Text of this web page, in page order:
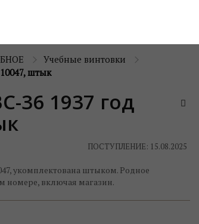
Учебные винтовки
штык
36 1937 год
ПОСТУПЛЕНИЕ: 15.08.2025
укомплектована штыком. Родное
номере, включая магазин.